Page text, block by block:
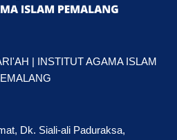
| INSTITUT AGAMA ISLAM
Dk. Siali-ali Paduraksa,